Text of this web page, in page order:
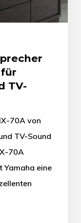
für
TV-
70A von
TV-Sound
70A
eine